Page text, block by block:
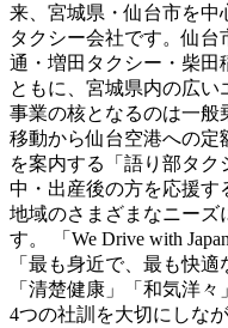
来、宮城県・仙台市を中
タクシー会社です。仙
通・増田タクシー・柴田
ともに、宮城県内の広い
事業の核となるのは一般
移動から仙台空港への定
を案内する「語り部タ
中・出産後の方を応援す
地域のさまざまなニーズ
す。 「We Drive with
「最も身近で、最も快
「清楚健康」「和気洋
4つの社訓を大切にしな